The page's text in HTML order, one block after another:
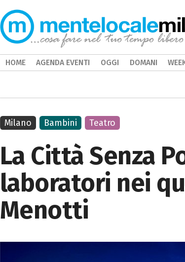
La Città Senza
laboratori nei
Menotti
Milano Bambini Teatro
HOME AGENDA EVENTI OGGI DOMANI